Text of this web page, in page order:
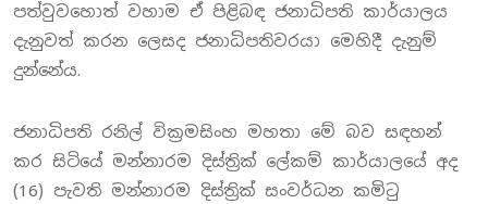
පත්වුවහොත් වහාම ඒ පිළිබඳ ජනාධිපති කාර්යාලය
දැනුවත් කරන ලෙසද ජනාධිපතිවරයා මෙහිදී දැනුම්
දුන්නේය.
ජනාධිපති රනිල් වික්‍රමසිංහ මහතා මේ බව සඳහන්
කර සිටියේ මන්නාරම දිස්ත්‍රික් ලේකම් කාර්යාලයේ අද
(16) පැවති මන්නාරම දිස්ත්‍රික් සංවර්ධන කමිටු